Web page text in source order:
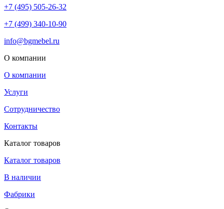
+7 (495) 505-26-32
+7 (499) 340-10-90
info@bgmebel.ru
О компании
О компании
Услуги
Сотрудничество
Контакты
Каталог товаров
Каталог товаров
В наличии
Фабрики